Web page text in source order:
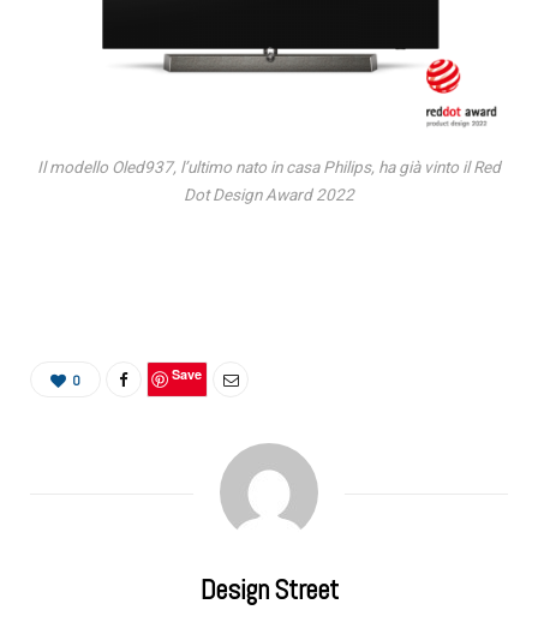
Il modello Oled937, l’ultimo nato in casa Philips, ha già vinto il Red
Dot Design Award 2022
0 Save
Design Street